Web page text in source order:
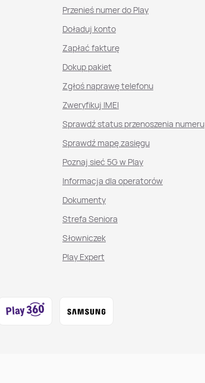
Przenieś numer do Play
Doładuj konto
Zapłać fakturę
Dokup pakiet
Zgłoś naprawę telefonu
Zweryfikuj IMEI
Sprawdź status przenoszenia numeru
Sprawdź mapę zasięgu
Poznaj sieć 5G w Play
Informacja dla operatorów
Dokumenty
Strefa Seniora
Słowniczek
Play Expert